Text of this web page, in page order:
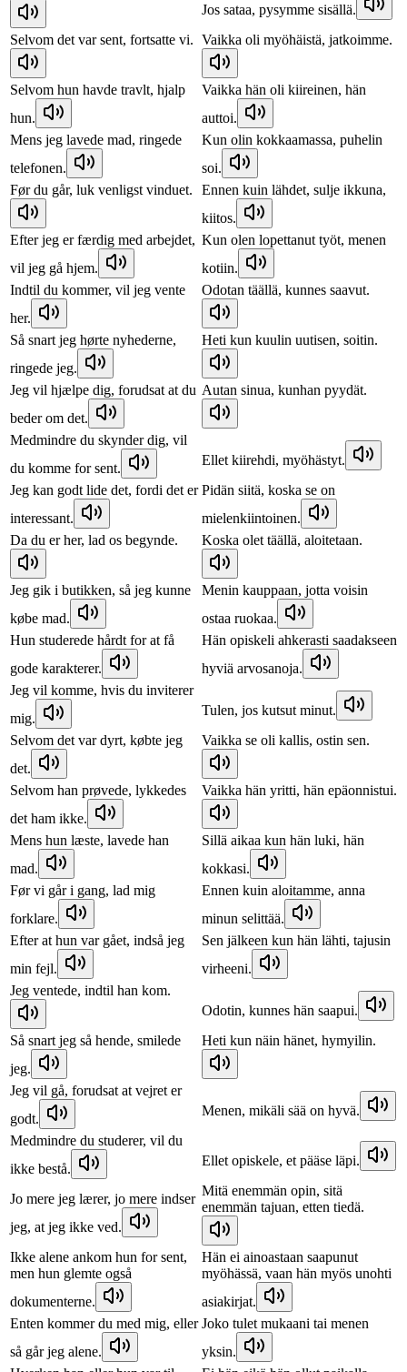
Jos sataa, pysymme sisällä.
Selvom det var sent, fortsatte vi. Vaikka oli myöhäistä, jatkoimme.
Selvom hun havde travlt, hjalp
hun.
Vaikka hän oli kiireinen, hän
auttoi.
Mens jeg lavede mad, ringede
telefonen.
Kun olin kokkaamassa, puhelin
soi.
Før du går, luk venligst vinduet.
Ennen kuin lähdet, sulje ikkuna,
kiitos.
Efter jeg er færdig med arbejdet,
vil jeg gå hjem.
Kun olen lopettanut työt, menen
kotiin.
Indtil du kommer, vil jeg vente
her.
Odotan täällä, kunnes saavut.
Så snart jeg hørte nyhederne,
ringede jeg.
Heti kun kuulin uutisen, soitin.
Jeg vil hjælpe dig, forudsat at du
beder om det.
Autan sinua, kunhan pyydät.
Medmindre du skynder dig, vil
du komme for sent.
Ellet kiirehdi, myöhästyt.
Jeg kan godt lide det, fordi det er
interessant.
Pidän siitä, koska se on
mielenkiintoinen.
Da du er her, lad os begynde.
Koska olet täällä, aloitetaan.
Jeg gik i butikken, så jeg kunne
købe mad.
Menin kauppaan, jotta voisin
ostaa ruokaa.
Hun studerede hårdt for at få
gode karakterer.
Hän opiskeli ahkerasti saadakseen
hyviä arvosanoja.
Jeg vil komme, hvis du inviterer
mig.
Tulen, jos kutsut minut.
Selvom det var dyrt, købte jeg
det.
Vaikka se oli kallis, ostin sen.
Selvom han prøvede, lykkedes
det ham ikke.
Vaikka hän yritti, hän epäonnistui.
Mens hun læste, lavede han
mad.
Sillä aikaa kun hän luki, hän
kokkasi.
Før vi går i gang, lad mig
forklare.
Ennen kuin aloitamme, anna
minun selittää.
Efter at hun var gået, indså jeg
min fejl.
Sen jälkeen kun hän lähti, tajusin
virheeni.
Jeg ventede, indtil han kom.
Odotin, kunnes hän saapui.
Så snart jeg så hende, smilede
jeg.
Heti kun näin hänet, hymyilin.
Jeg vil gå, forudsat at vejret er
godt.
Menen, mikäli sää on hyvä.
Medmindre du studerer, vil du
ikke bestå.
Ellet opiskele, et pääse läpi.
Jo mere jeg lærer, jo mere indser
jeg, at jeg ikke ved.
Mitä enemmän opin, sitä
enemmän tajuan, etten tiedä.
Ikke alene ankom hun for sent,
men hun glemte også
dokumenterne.
Hän ei ainoastaan saapunut
myöhässä, vaan hän myös unohti
asiakirjat.
Enten kommer du med mig, eller
så går jeg alene.
Joko tulet mukaani tai menen
yksin.